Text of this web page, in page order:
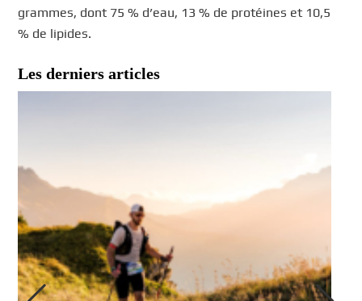
grammes, dont 75 % d’eau, 13 % de protéines et 10,5
% de lipides.
Les derniers articles